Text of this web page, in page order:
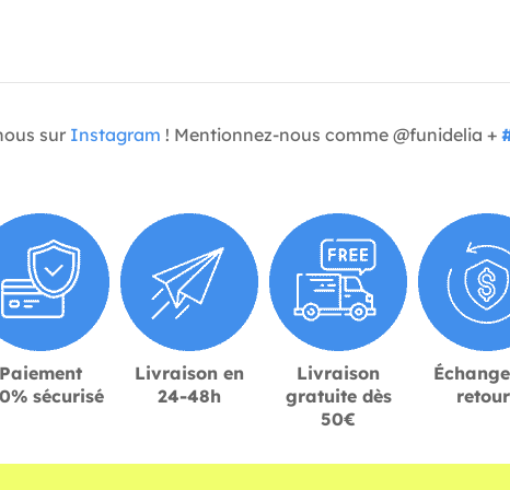
sur Instagram ! Mentionnez-nous comme @funidelia +
Paiement
sécurisé
Livraison en
24-48h
Livraison
gratuite dès
50€